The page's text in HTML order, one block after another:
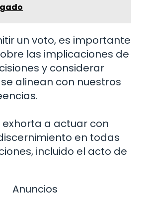
un voto, es importante
las implicaciones de
y considerar
alinean con nuestros
exhorta a actuar con
en todas
incluido el acto de
Anuncios